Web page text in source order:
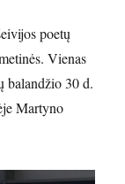
poetų
Vienas
balandžio 30 d.
Martyno